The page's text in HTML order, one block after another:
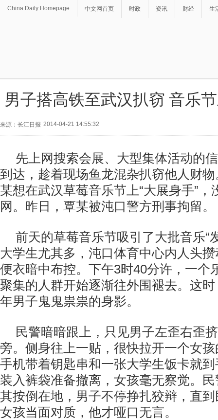
China Daily Homepage 中文网首页 时政 资讯 财经 生
男子搭高铁至武汉扒窃 音乐
来源：长江日报 2014-04-21 14:55:32
先上网搜索会展、大型集体活动的
到达，趁着现场鱼龙混杂扒窃他人财
某想在武汉草莓音乐节上“大展身手”，
网。昨日，覃某被沌口警方刑事拘留。
前天的草莓音乐节吸引了大批音乐“
大学生尤其多，沌口体育中心内人头
便衣暗中布控。下午3时40分许，一个
聚集的人群开始逐渐往外围褪去。这
年男子鬼鬼祟祟的身影。
民警暗暗跟上，只见男子左歪右歪
旁。侧身往上一贴，很快拉开一个女
手机带着钥匙串和一张大学生饭卡就
装入裤袋准备撤离，女孩毫无察觉。
其按倒在地，男子不停挣扎狡辩，直
女孩当面对质，他才哑口无言。